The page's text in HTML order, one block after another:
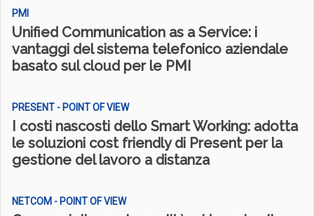
PMI
Unified Communication as a Service: i
vantaggi del sistema telefonico aziendale
basato sul cloud per le PMI
PRESENT - POINT OF VIEW
I costi nascosti dello Smart Working: adotta
le soluzioni cost friendly di Present per la
gestione del lavoro a distanza
NETCOM - POINT OF VIEW